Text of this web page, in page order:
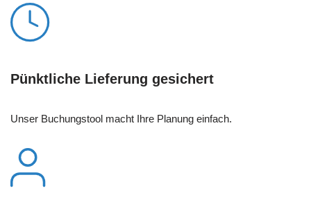
Pünktliche Lieferung gesichert
Unser Buchungstool macht Ihre Planung einfach.